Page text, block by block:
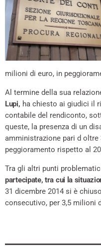
milioni di euro, in
Al termine della sua
Lupi, ha chiesto ai giudici il
contabile del rendiconto,
queste, la presenza di un
amministrazione pari d oltre
peggioramento rispetto al
Tra gli altri punti
partecipate, tra cui la
31 dicembre 2014 si è
consecutivo, per 3,5 milioni